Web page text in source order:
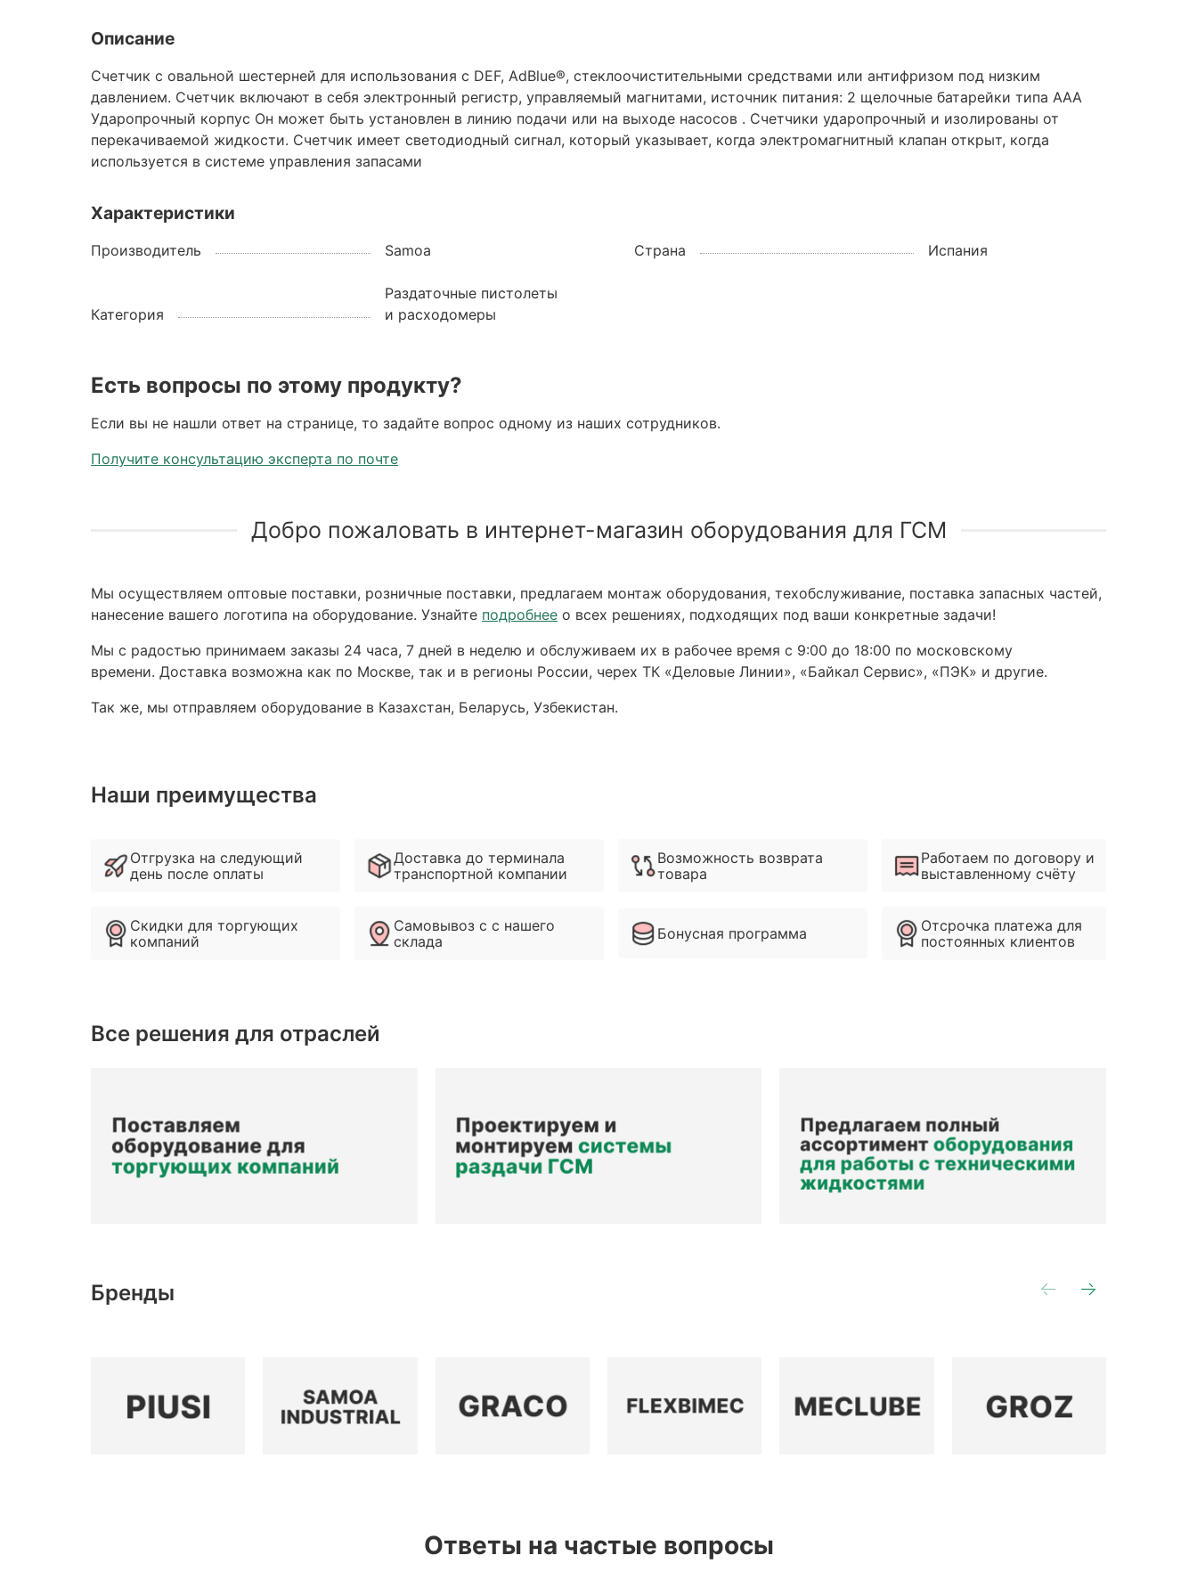
Описание
Счетчик с овальной шестерней для использования с DEF, AdBlue®, стеклоочистительными средствами или антифризом под низким
давлением. Счетчик включают в себя электронный регистр, управляемый магнитами, источник питания: 2 щелочные батарейки типа ААА
Ударопрочный корпус Он может быть установлен в линию подачи или на выходе насосов . Счетчики ударопрочный и изолированы от
перекачиваемой жидкости. Счетчик имеет светодиодный сигнал, который указывает, когда электромагнитный клапан открыт, когда
используется в системе управления запасами
Характеристики
Производитель Samoa Страна Испания
Категория
Раздаточные пистолеты
и расходомеры
Есть вопросы по этому продукту?
Если вы не нашли ответ на странице, то задайте вопрос одному из наших сотрудников.
Получите консультацию эксперта по почте
Добро пожаловать в интернет-магазин оборудования для ГСМ
Мы осуществляем оптовые поставки, розничные поставки, предлагаем монтаж оборудования, техобслуживание, поставка запасных частей,
нанесение вашего логотипа на оборудование. Узнайте подробнее о всех решениях, подходящих под ваши конкретные задачи!
Мы с радостью принимаем заказы 24 часа, 7 дней в неделю и обслуживаем их в рабочее время с 9:00 до 18:00 по московскому
времени. Доставка возможна как по Москве, так и в регионы России, черех ТК «Деловые Линии», «Байкал Сервис», «ПЭК» и другие.
Так же, мы отправляем оборудование в Казахстан, Беларусь, Узбекистан.
Наши преимущества
Отгрузка на следующий
день после оплаты
Скидки для торгующих
компаний
Доставка до терминала
транспортной компании
Самовывоз с с нашего
склада
Возможность возврата
товара
Бонусная программа
Работаем по договору и
выставленному счёту
Отсрочка платежа для
постоянных клиентов
Все решения для отраслей
Бренды
Ответы на частые вопросы